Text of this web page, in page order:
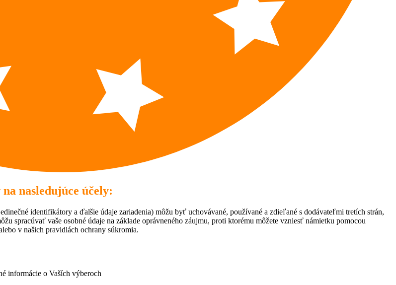
nasledujúce účely:
identifikátory a ďalšie údaje zariadenia) môžu byť uchovávané, používané a zdieľané s dodávateľmi tretích strán,
spracúvať vaše osobné údaje na základe oprávneného záujmu, proti ktorému môžete vzniesť námietku pomocou
v našich pravidlách ochrany súkromia.
informácie o Vaších výberoch